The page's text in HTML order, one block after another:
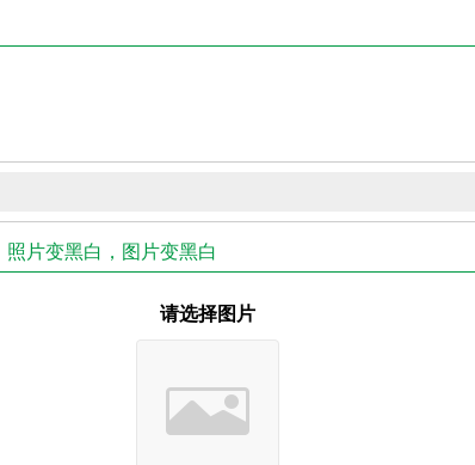
片变黑白，图片变黑白
请选择图片